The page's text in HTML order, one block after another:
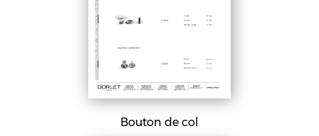
Bouton de col